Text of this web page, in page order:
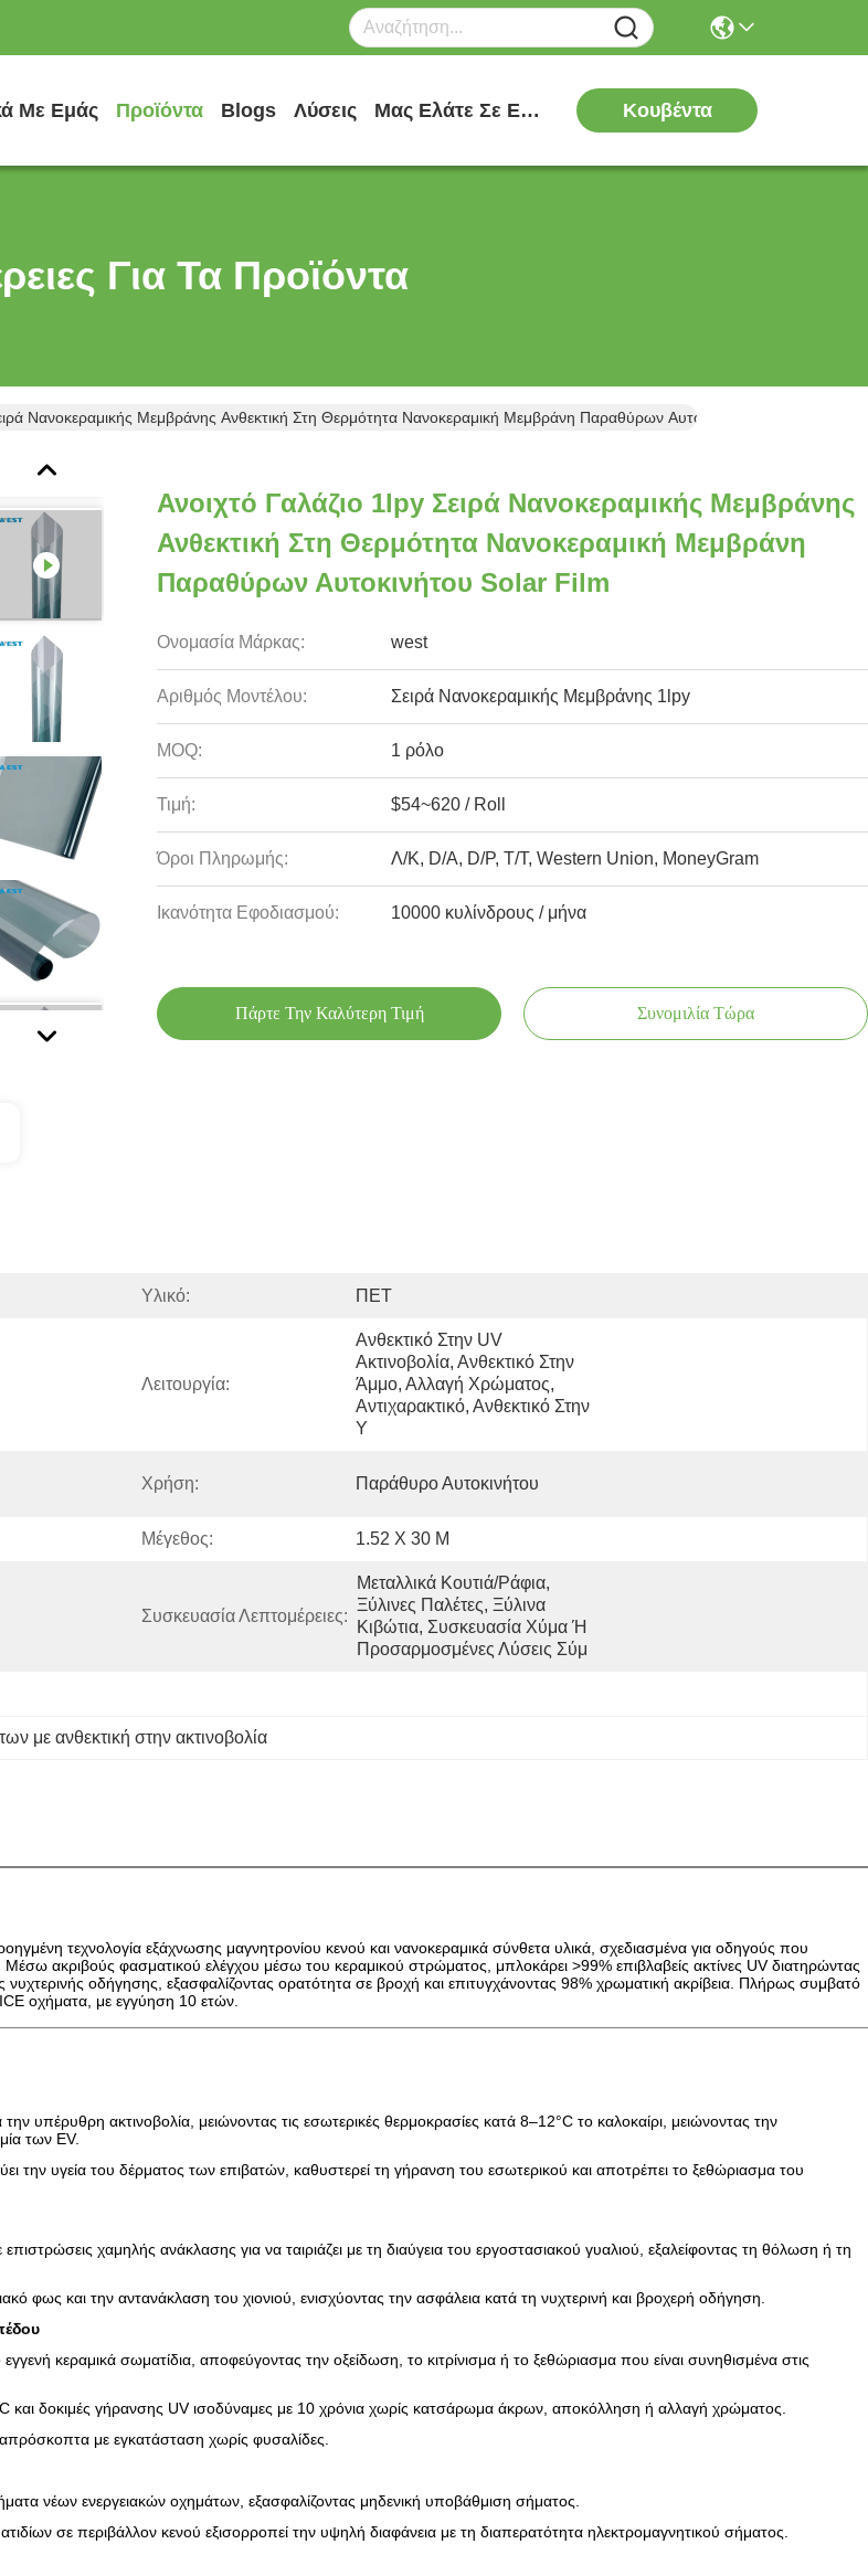
Με Εμάς Προϊόντα Blogs Λύσεις Μας Ελάτε Σε Επαφή Με Κουβέντα
Για Τα Προϊόντα
Νανοκεραμικής Μεμβράνης Ανθεκτική Στη Θερμότητα Νανοκεραμική Μεμβράνη Παραθύρων Αυτοκινήτου Solar Film
Ανοιχτό Γαλάζιο 1lpy Σειρά Νανοκεραμικής Μεμβράνης
Ανθεκτική Στη Θερμότητα Νανοκεραμική Μεμβράνη
Παραθύρων Αυτοκινήτου Solar Film
Ονομασία Μάρκας: west
Αριθμός Μοντέλου: Σειρά Νανοκεραμικής Μεμβράνης 1lpy
MOQ: 1 ρόλο
Τιμή: $54~620 / Roll
Όροι Πληρωμής: Λ/Κ, D/A, D/P, T/T, Western Union, MoneyGram
Ικανότητα Εφοδιασμού: 10000 κυλίνδρους / μήνα
Πάρτε Την Καλύτερη Τιμή Συνομιλία Τώρα
Υλικό: ΠΕΤ
Λειτουργία:
Ανθεκτικό Στην UV
Ακτινοβολία, Ανθεκτικό Στην
Άμμο, Αλλαγή Χρώματος,
Αντιχαρακτικό, Ανθεκτικό Στην
Υ
Χρήση: Παράθυρο Αυτοκινήτου
Μέγεθος: 1.52 X 30 M
Συσκευασία Λεπτομέρειες:
Μεταλλικά Κουτιά/ράφια,
Ξύλινες Παλέτες, Ξύλινα
Κιβώτια, Συσκευασία Χύμα Ή
Προσαρμοσμένες Λύσεις Σύμ
με ανθεκτική στην ακτινοβολία
τεχνολογία εξάχνωσης μαγνητρονίου κενού και νανοκεραμικά σύνθετα υλικά, σχεδιασμένα για οδηγούς που
ακριβούς φασματικού ελέγχου μέσω του κεραμικού στρώματος, μπλοκάρει >99% επιβλαβείς ακτίνες UV διατηρώντας
οδήγησης, εξασφαλίζοντας ορατότητα σε βροχή και επιτυγχάνοντας 98% χρωματική ακρίβεια. Πλήρως συμβατό
οχήματα, με εγγύηση 10 ετών.
υπέρυθρη ακτινοβολία, μειώνοντας τις εσωτερικές θερμοκρασίες κατά 8–12°C το καλοκαίρι, μειώνοντας την
των EV.
υγεία του δέρματος των επιβατών, καθυστερεί τη γήρανση του εσωτερικού και αποτρέπει το ξεθώριασμα του
χαμηλής ανάκλασης για να ταιριάζει με τη διαύγεια του εργοστασιακού γυαλιού, εξαλείφοντας τη θόλωση ή τη
φως και την αντανάκλαση του χιονιού, ενισχύοντας την ασφάλεια κατά τη νυχτερινή και βροχερή οδήγηση.
κεραμικά σωματίδια, αποφεύγοντας την οξείδωση, το κιτρίνισμα ή το ξεθώριασμα που είναι συνηθισμένα στις
και δοκιμές γήρανσης UV ισοδύναμες με 10 χρόνια χωρίς κατσάρωμα άκρων, αποκόλληση ή αλλαγή χρώματος.
με εγκατάσταση χωρίς φυσαλίδες.
νέων ενεργειακών οχημάτων, εξασφαλίζοντας μηδενική υποβάθμιση σήματος.
σε περιβάλλον κενού εξισορροπεί την υψηλή διαφάνεια με τη διαπερατότητα ηλεκτρομαγνητικού σήματος.